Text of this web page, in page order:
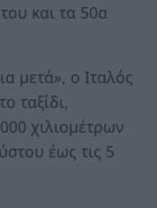
και τα 50α
μετά», ο Ιταλός
ταξίδι,
χιλιομέτρων
έως τις 5